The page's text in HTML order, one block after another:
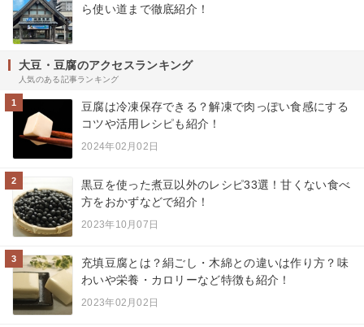
ら使い道まで徹底紹介！
大豆・豆腐のアクセスランキング
人気のある記事ランキング
1
豆腐は冷凍保存できる？解凍で肉っぽい食感にする
コツや活用レシピも紹介！
2024年02月02日
2
黒豆を使った煮豆以外のレシピ33選！甘くない食べ
方をおかずなどで紹介！
2023年10月07日
3
充填豆腐とは？絹ごし・木綿との違いは作り方？味
わいや栄養・カロリーなど特徴も紹介！
2023年02月02日